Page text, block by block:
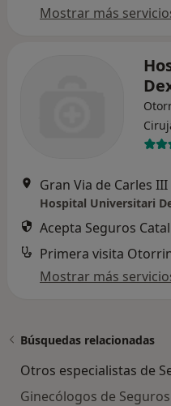
Mostrar más
Hospital Universitari
Acepta Seguros
Primera visita
Mostrar más
Búsquedas relacionadas
Otros especialistas de
Ginecólogos de